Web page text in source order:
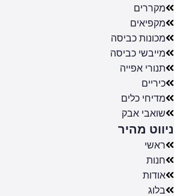
מקררים
מקפיאים
מכונות כביסה
מייבשי כביסה
תנורי אפייה
כיריים
מדיחי כלים
שואבי אבק
ניווט מהיר
ראשי
חנות
אודות
בלוג